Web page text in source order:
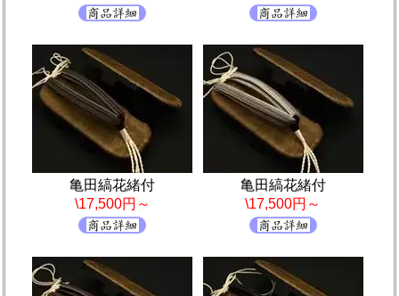
亀田縞花緒付
\17,500円～
亀田縞花緒付
\17,500円～